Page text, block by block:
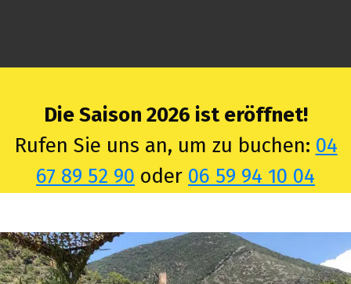
Die Saison 2026 ist eröffnet!
Rufen Sie uns an, um zu buchen: 04
67 89 52 90 oder 06 59 94 10 04